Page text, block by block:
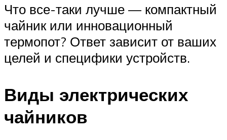
Что все-таки лучше — компактный
чайник или инновационный
термопот? Ответ зависит от ваших
целей и специфики устройств.
Виды электрических
чайников